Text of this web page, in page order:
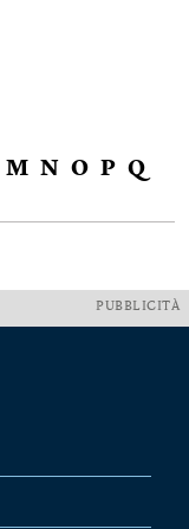
M N O P Q
PUBBLICITÀ